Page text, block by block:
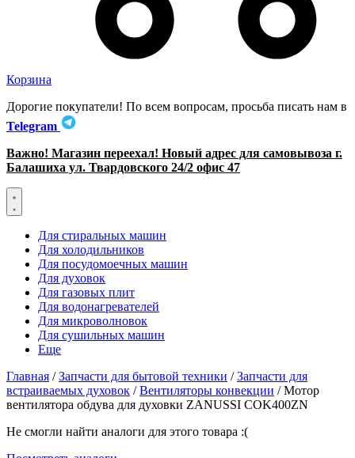
Корзина
Дорогие покупатели! По всем вопросам, просьба писать нам в
Telegram
Важно! Магазин переехал! Новый адрес для самовывоза г.
Балашиха ул. Твардовского 24/2 офис 47
Для стиральных машин
Для холодильников
Для посудомоечных машин
Для духовок
Для газовых плит
Для водонагревателей
Для микроволновок
Для сушильных машин
Еще
Главная /Запчасти для бытовой техники /Запчасти для
встраиваемых духовок /Вентиляторы конвекции / Мотор
вентилятора обдува для духовки ZANUSSI COK400ZN
Не смогли найти аналоги для этого товара :(